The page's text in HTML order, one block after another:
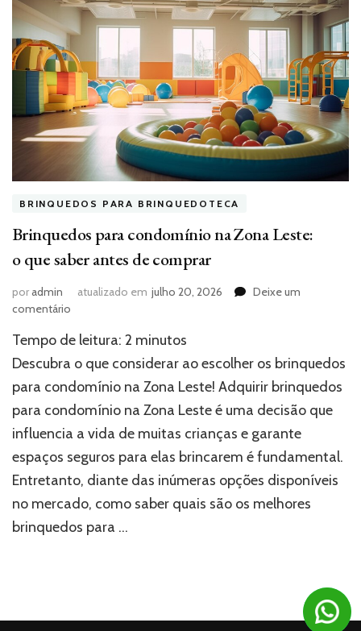
BRINQUEDOS PARA BRINQUEDOTECA
Brinquedos para condomínio na Zona Leste:
o que saber antes de comprar
poradmin atualizado em julho 20, 2026
Deixe um
comentário
para
condomínio
Zona
Leste:
que
saber
antes
de
comprar
Tempo de leitura: 2 minutos
Descubra o que considerar ao escolher os brinquedos
para condomínio na Zona Leste! Adquirir brinquedos
para condomínio na Zona Leste é uma decisão que
influencia a vida de muitas crianças e garante
espaços seguros para elas brincarem é fundamental.
Entretanto, diante das inúmeras opções disponíveis
no mercado, como saber quais são os melhores
brinquedos para …